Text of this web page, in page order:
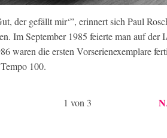
der gefällt mir‘”, erinnert sich Paul
Im September 1985 feierte man auf
waren die ersten Vorserienexemplare
100.
1 von 3